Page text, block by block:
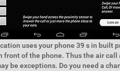
uses your phone 39 s in built
of the phone. Thus the air call
be exceptions. Do you need a